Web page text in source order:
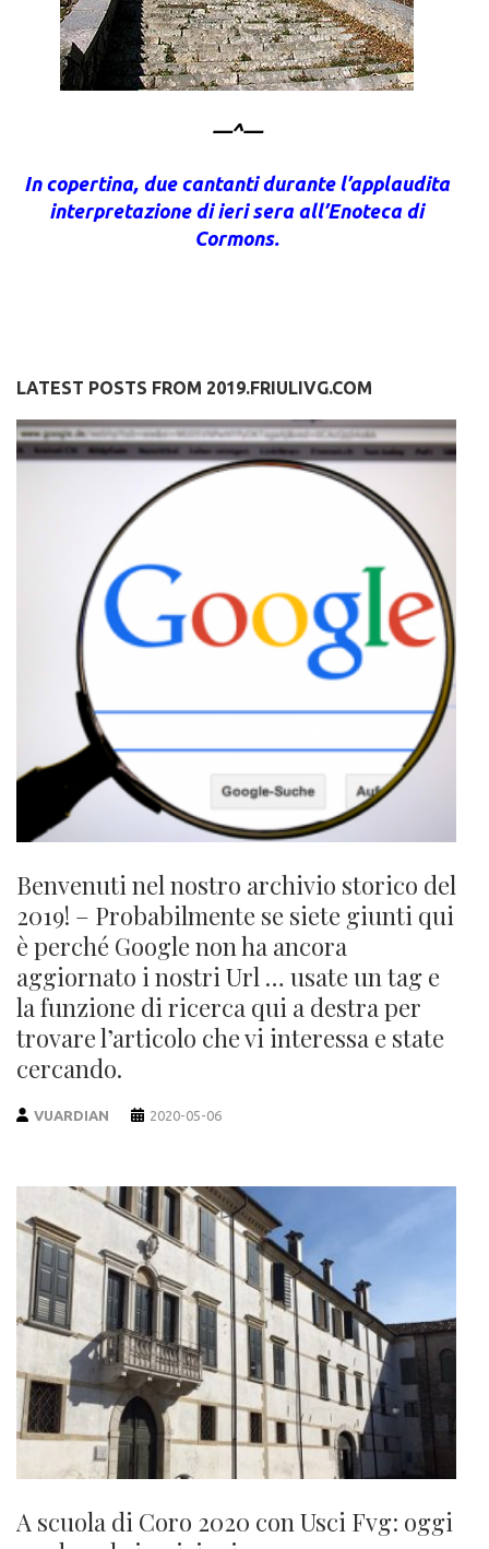
—^—
In copertina, due cantanti durante l’applaudita
interpretazione di ieri sera all’Enoteca di
Cormons.
LATEST POSTS FROM 2019.FRIULIVG.COM
Benvenuti nel nostro archivio storico del
2019! – Probabilmente se siete giunti qui
è perché Google non ha ancora
aggiornato i nostri Url … usate un tag e
la funzione di ricerca qui a destra per
trovare l’articolo che vi interessa e state
cercando.
VUARDIAN 2020-05-06
A scuola di Coro 2020 con Usci Fvg: oggi